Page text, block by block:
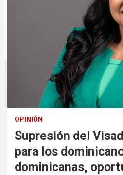
OPINIÓN
Supresión del
para los
dominicanas,